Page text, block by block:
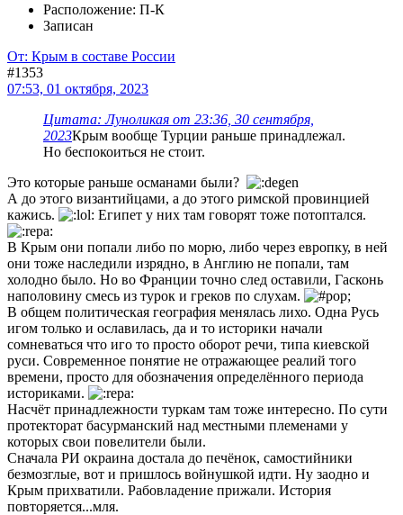
Расположение: П-К
Записан
От: Крым в составе России
#1353
07:53, 01 октября, 2023
Цитата: Луноликая от 23:36, 30 сентября,
2023Крым вообще Турции раньше принадлежал.
Но беспокоиться не стоит.
Это которые раньше османами были?
А до этого византийцами, а до этого римской провинцией
кажись.
Египет у них там говорят тоже потоптался.
В Крым они попали либо по морю, либо через европку, в ней
они тоже наследили изрядно, в Англию не попали, там
холодно было. Но во Франции точно след оставили, Гасконь
наполовину смесь из турок и греков по слухам.
В общем политическая география менялась лихо. Одна Русь
игом только и ославилась, да и то историки начали
сомневаться что иго то просто оборот речи, типа киевской
руси. Современное понятие не отражающее реалий того
времени, просто для обозначения определённого периода
историками.
Насчёт принадлежности туркам там тоже интересно. По сути
протекторат басурманский над местными племенами у
которых свои повелители были.
Сначала РИ окраина достала до печёнок, самостийники
безмозглые, вот и пришлось войнушкой идти. Ну заодно и
Крым прихватили. Рабовладение прижали. История
повторяется...мля.